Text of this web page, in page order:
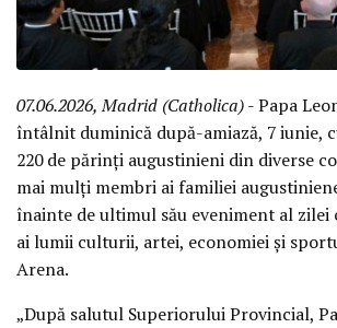
07.06.2026, Madrid (Catholica)- Papa
întâlnit duminică după-amiază, 7 iunie,
220 de părinți augustinieni din diverse
mai mulți membri ai familiei
înainte de ultimul său eveniment al
ai lumii culturii, artei, economiei și
Arena.
„După salutul Superiorului Provincial,